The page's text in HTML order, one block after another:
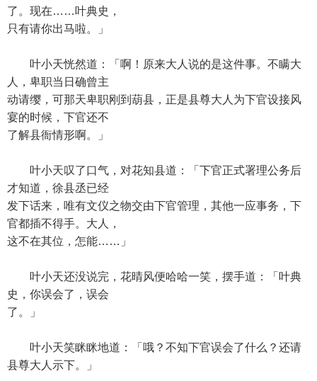
了。现在……叶典史，
只有请你出马啦。」
叶小天恍然道：「啊！原来大人说的是这件事。不瞒大
人，卑职当日确曾主
动请缨，可那天卑职刚到葫县，正是县尊大人为下官设接风
宴的时候，下官还不
了解县衙情形啊。」
叶小天叹了口气，对花知县道：「下官正式署理公务后
才知道，徐县丞已经
发下话来，唯有文仪之物交由下官管理，其他一应事务，下
官都插不得手。大人，
这不在其位，怎能……」
叶小天还没说完，花晴风便哈哈一笑，摆手道：「叶典
史，你误会了，误会
了。」
叶小天笑眯眯地道：「哦？不知下官误会了什么？还请
县尊大人示下。」